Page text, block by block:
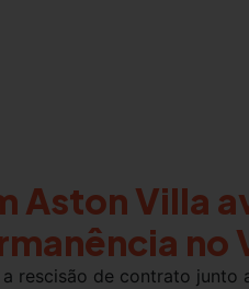
Aston Villa
no
rescisão de contrato